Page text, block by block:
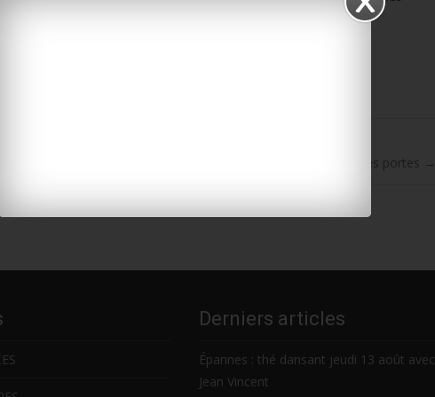
prochain chez la lanterne rouge Montauban.
d’Oléron : la ressourcerie communautaire de Dolus a rouvert ses portes →
Derniers articles
Épannes : thé dansant jeudi 13 août avec
Jean Vincent